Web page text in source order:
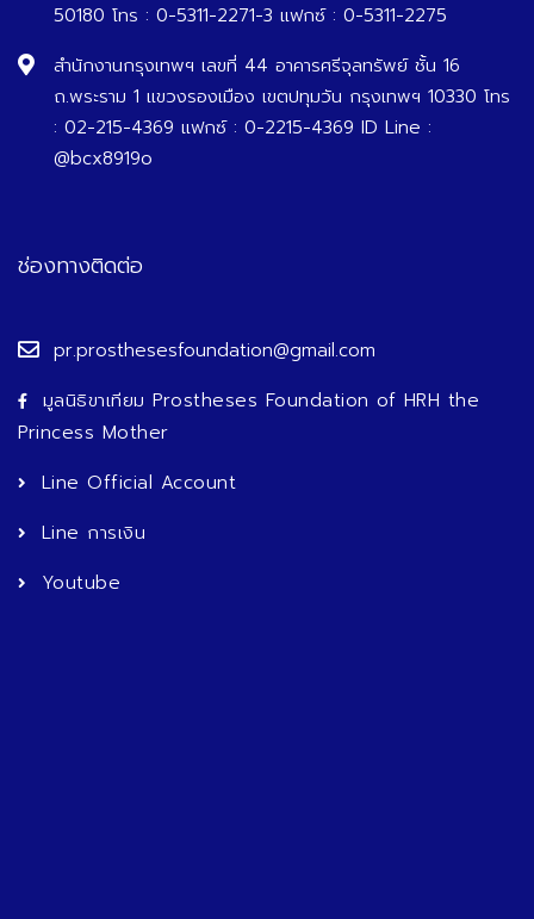
50180 โทร : 0-5311-2271-3 แฟกซ์ : 0-5311-2275
สำนักงานกรุงเทพฯ เลขที่ 44 อาคารศรีจุลทรัพย์ ชั้น 16
ถ.พระราม 1 แขวงรองเมือง เขตปทุมวัน กรุงเทพฯ 10330 โทร
: 02-215-4369 แฟกซ์ : 0-2215-4369 ID Line :
@bcx8919o
ช่องทางติดต่อ
pr.prosthesesfoundation@gmail.com
มูลนิธิขาเทียม Prostheses Foundation of HRH the
Princess Mother
Line Official Account
Line การเงิน
Youtube